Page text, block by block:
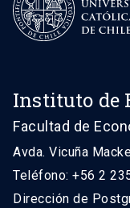
Instituto de
Facultad de
Avda. Vicuña
Teléfono: +56 2
Dirección de